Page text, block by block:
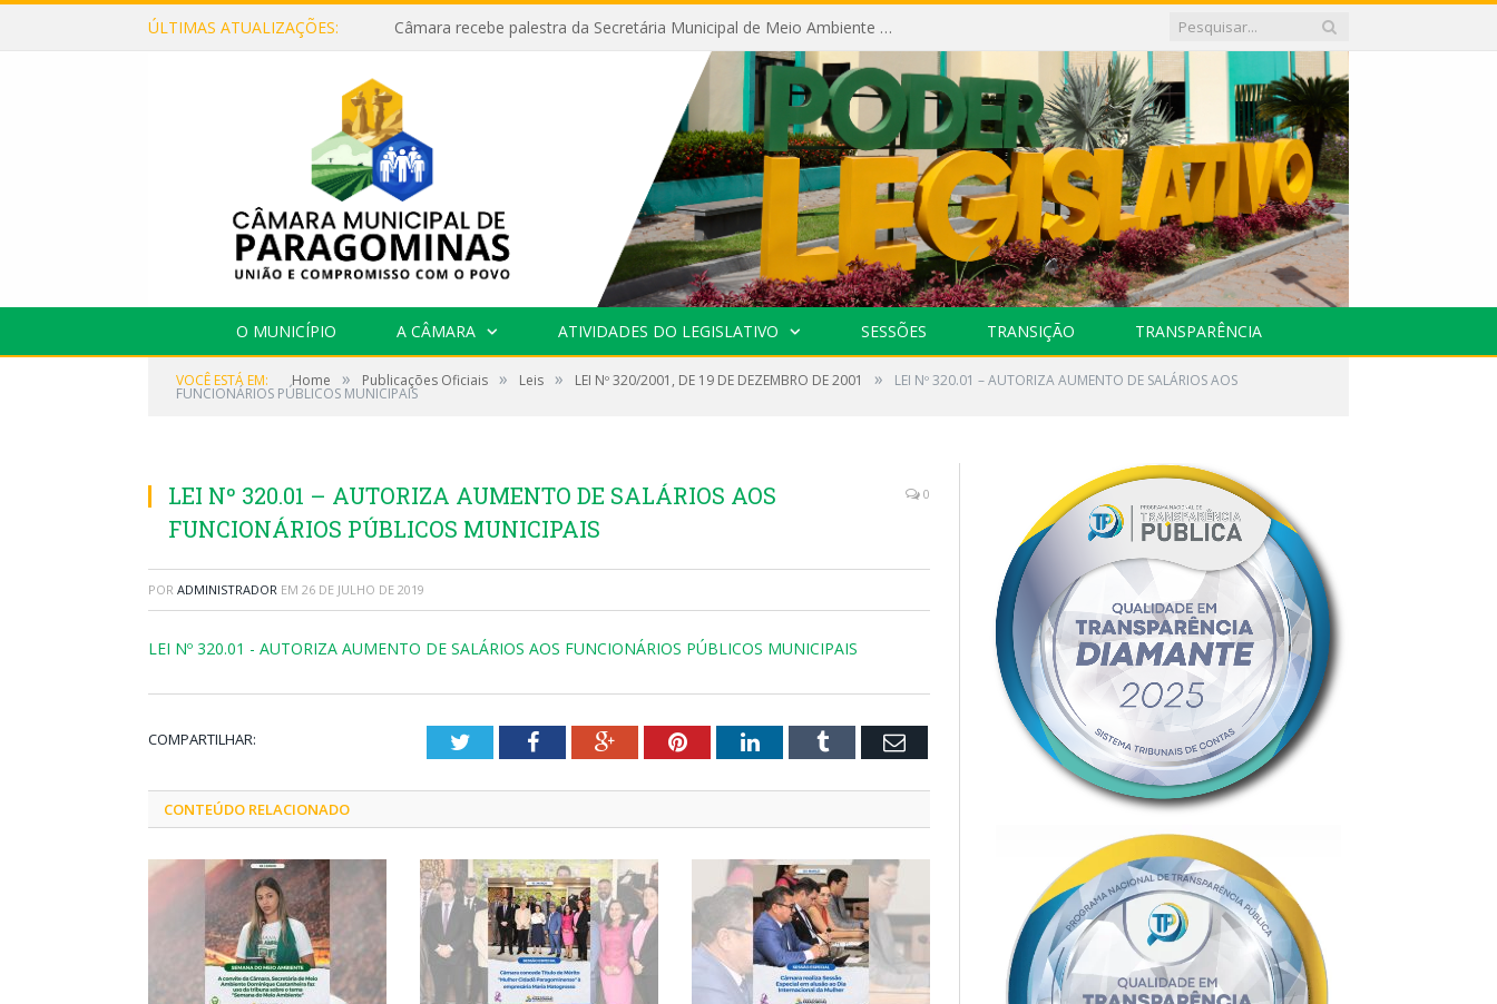
ÚLTIMAS ATUALIZAÇÕES: Câmara recebe palestra da Secretária Municipal de Meio Ambiente sobre as ações da “SEMANA DO MEIO AMBIENTE”
O MUNICÍPIO A CÂMARA ATIVIDADES DO LEGISLATIVO SESSÕES TRANSIÇÃO TRANSPARÊNCIA
VOCÊ ESTÁ EM: Home » Publicações Oficiais » Leis » LEI Nº 320/2001, DE 19 DE DEZEMBRO DE 2001 » LEI Nº 320.01 – AUTORIZA AUMENTO DE SALÁRIOS AOS
FUNCIONÁRIOS PÚBLICOS MUNICIPAIS
LEI Nº 320.01 – AUTORIZA AUMENTO DE SALÁRIOS AOS
FUNCIONÁRIOS PÚBLICOS MUNICIPAIS
0
POR ADMINISTRADOR EM 26 DE JULHO DE 2019
LEI Nº 320.01 - AUTORIZA AUMENTO DE SALÁRIOS AOS FUNCIONÁRIOS PÚBLICOS MUNICIPAIS
COMPARTILHAR: TwitterFacebookGoogle+PinterestLinkedInTumblr Email
CONTEÚDO RELACIONADO